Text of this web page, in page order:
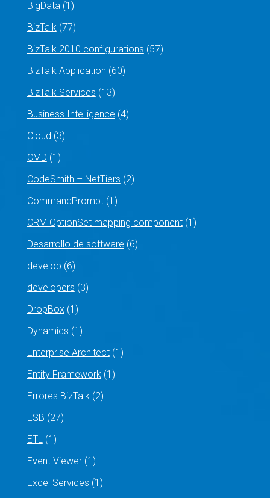
BigData(1)
BizTalk(77)
BizTalk 2010 configurations (57)
BizTalk Application (60)
BizTalk Services (13)
Business Intelligence (4)
Cloud (3)
CMD (1)
CodeSmith – NetTiers (2)
CommandPrompt(1)
CRM OptionSet mapping component(1)
Desarrollo de software (6)
develop (6)
developers (3)
DropBox(1)
Dynamics (1)
Enterprise Architect(1)
Entity Framework(1)
Errores BizTalk(2)
ESB (27)
ETL(1)
Event Viewer(1)
Excel Services (1)